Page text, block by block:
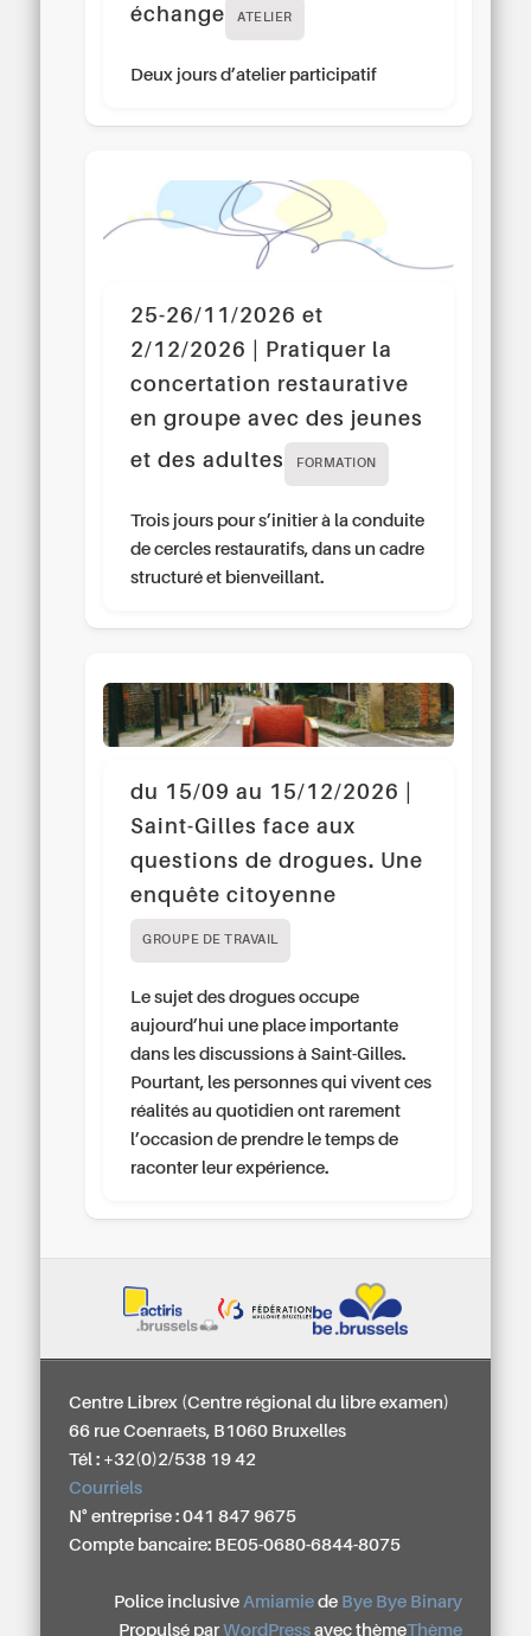
échange
ATELIER
Deux jours d’atelier participatif
25-26/11/2026 et
2/12/2026 | Pratiquer la
concertation restaurative
en groupe avec des jeunes
et des adultes
FORMATION
Trois jours pour s’initier à la conduite
de cercles restauratifs, dans un cadre
structuré et bienveillant.
du 15/09 au 15/12/2026 |
Saint-Gilles face aux
questions de drogues. Une
enquête citoyenne
GROUPE DE TRAVAIL
Le sujet des drogues occupe
aujourd’hui une place importante
dans les discussions à Saint-Gilles.
Pourtant, les personnes qui vivent ces
réalités au quotidien ont rarement
l’occasion de prendre le temps de
raconter leur expérience.
Centre Librex (Centre régional du libre examen)
66 rue Coenraets, B1060 Bruxelles
Tél : +32(0)2/538 19 42
Courriels
N° entreprise : 041 847 9675
Compte bancaire: BE05-0680-6844-8075
Police inclusive Amiamiede Bye Bye Binary
Propulsé par WordPressavec thèmeThème